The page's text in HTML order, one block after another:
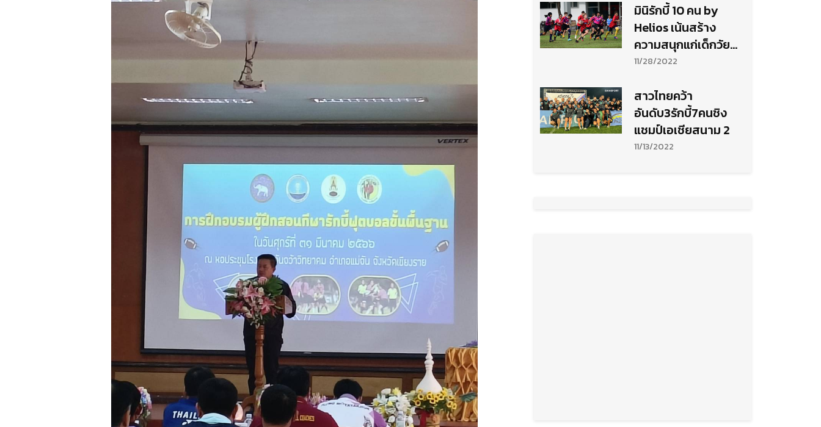
มินิรักบี้ 10 คน by
Helios เน้นสร้าง
ความสนุกแก่เด็กวัย
ใส
11/28/2022
สาวไทยคว้า
อันดับ3รักบี้7คนชิง
แชมป์เอเชียสนาม 2
11/13/2022